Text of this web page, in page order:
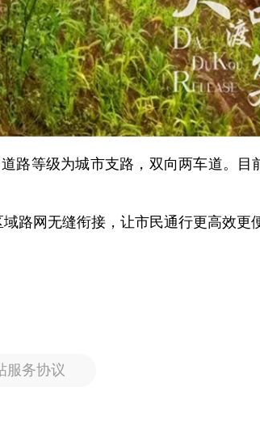
路等级为城市支路，双向两车道。目
路网无缝衔接，让市民通行更高效更
服务协议